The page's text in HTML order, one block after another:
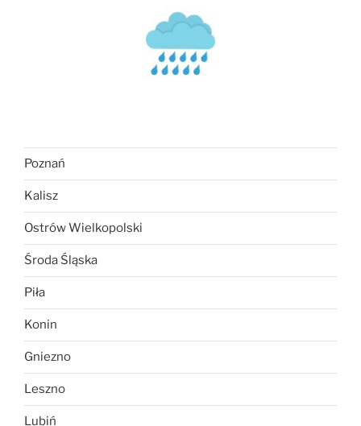
Poznań
Kalisz
Ostrów Wielkopolski
Środa Śląska
Piła
Konin
Gniezno
Leszno
Lubiń